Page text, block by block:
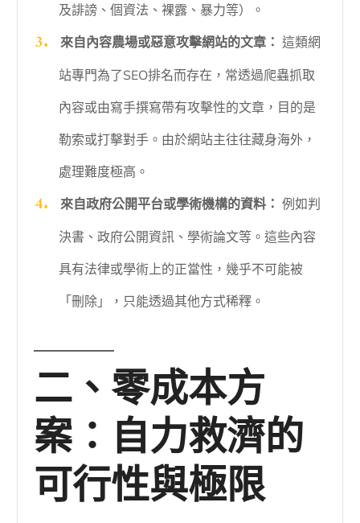
及誹謗、個資法、裸露、暴力等）。
來自內容農場或惡意攻擊網站的文章： 這類網
站專門為了SEO排名而存在，常透過爬蟲抓取
內容或由寫手撰寫帶有攻擊性的文章，目的是
勒索或打擊對手。由於網站主往往藏身海外，
處理難度極高。
來自政府公開平台或學術機構的資料： 例如判
決書、政府公開資訊、學術論文等。這些內容
具有法律或學術上的正當性，幾乎不可能被
「刪除」，只能透過其他方式稀釋。
二、零成本方
案：自力救濟的
可行性與極限